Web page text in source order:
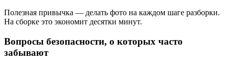
Полезная привычка — делать фото на каждом шаге разборки.
На сборке это экономит десятки минут.
Вопросы безопасности, о которых часто
забывают